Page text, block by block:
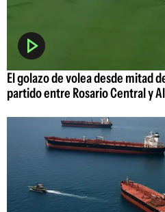
El golazo de volea desde mitad
partido entre Rosario Central y